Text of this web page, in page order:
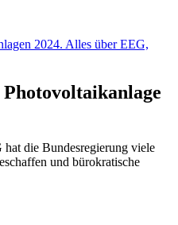
2024. Alles über EEG,
die Bundesregierung viele
und bürokratische